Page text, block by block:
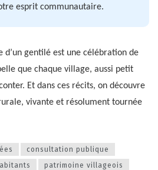
esprit communautaire.
d’un gentilé est une célébration de
que chaque village, aussi petit
Et dans ces récits, on découvre
vivante et résolument tournée
consultation publique
patrimoine villageois